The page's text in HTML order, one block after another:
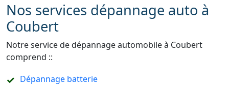
Nos services dépannage auto à
Coubert
Notre service de dépannage automobile à Coubert
comprend ::
Dépannage batterie